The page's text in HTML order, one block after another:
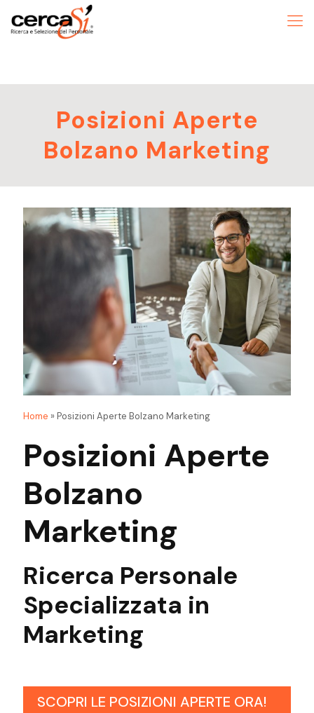
Posizioni Aperte
Bolzano Marketing
Home »Posizioni Aperte Bolzano Marketing
Posizioni Aperte
Bolzano
Marketing
Ricerca Personale
Specializzata in
Marketing
SCOPRI LE POSIZIONI APERTE ORA!